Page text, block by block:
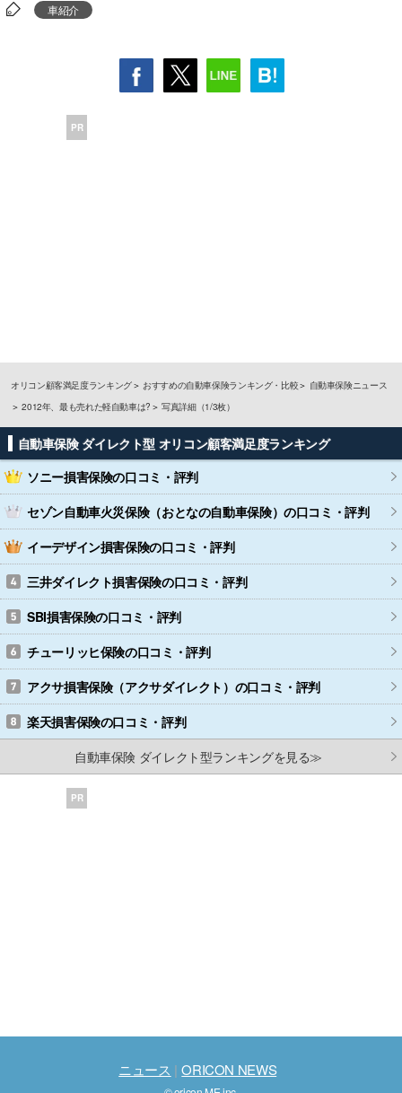
車紹介
PR
オリコン顧客満足度ランキング おすすめの自動車保険ランキング・比較
自動車保険ニュース
2012年、最も売れた軽自動車は?
写真詳細（1/3枚）
自動車保険 ダイレクト型 オリコン顧客満足度ランキング
ソニー損害保険の口コミ・評判
セゾン自動車火災保険（おとなの自動車保険）の口コミ・評判
イーデザイン損害保険の口コミ・評判
三井ダイレクト損害保険の口コミ・評判
SBI損害保険の口コミ・評判
チューリッヒ保険の口コミ・評判
アクサ損害保険（アクサダイレクト） の口コミ・評判
楽天損害保険の口コミ・評判
自動車保険 ダイレクト型ランキングを見る≫
PR
ニュース ORICON NEWS